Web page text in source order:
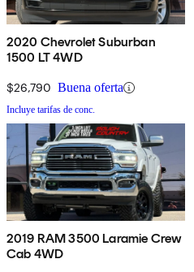
2020 Chevrolet Suburban
1500 LT 4WD
$26,790 Buena oferta
Incluye tarifas de conc.
2019 RAM 3500 Laramie Crew
Cab 4WD